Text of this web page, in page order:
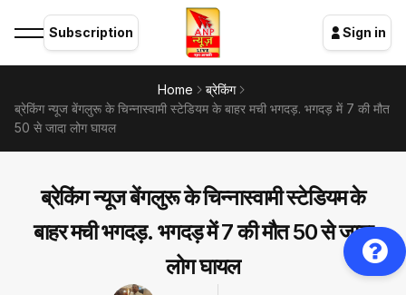
Subscription Sign in
Home
ब्रेकिंग
ब्रेकिंग न्यूज बेंगलुरू के चिन्नास्वामी स्टेडियम के बाहर मची भगदड़. भगदड़ में 7 की मौत
50 से जादा लोग घायल
ब्रेकिंग न्यूज बेंगलुरू के चिन्नास्वामी स्टेडियम के
बाहर मची भगदड़. भगदड़ में 7 की मौत 50 से जादा
लोग घायल